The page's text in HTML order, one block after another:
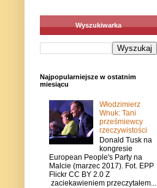
Wyszukiwarka
Najpopularniejsze w ostatnim
miesiącu
Włodzimierz
Wnuk: Tani
prześmiewcy
rzeczywistości
Donald Tusk na
kongresie
European People's Party na
Malcie (marzec 2017). Fot. EPP
Flickr CC BY 2.0 Z
zaciekawieniem przeczytałem...